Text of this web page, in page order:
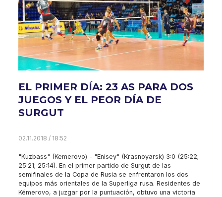
EL PRIMER DÍA: 23 AS PARA DOS
JUEGOS Y EL PEOR DÍA DE
SURGUT
02.11.2018 / 18:52
"Kuzbass" (Kemerovo) - "Enisey" (Krasnoyarsk) 3:0 (25:22;
25:21; 25:14). En el primer partido de Surgut de las
semifinales de la Copa de Rusia se enfrentaron los dos
equipos más orientales de la Superliga rusa. Residentes de
Kémerovo, a juzgar por la puntuación, obtuvo una victoria